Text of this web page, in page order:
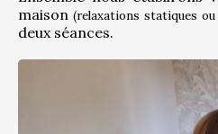
maison (relaxations statiques
deux séances.